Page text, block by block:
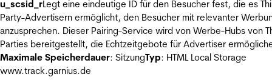
u_scsid_rLegt eine eindeutige ID für den Besucher fest, die es
Party-Advertisern ermöglicht, den Besucher mit relevanter
anzusprechen. Dieser Pairing-Service wird von Werbe-Hubs von
Parties bereitgestellt, die Echtzeitgebote für Advertiser
Maximale Speicherdauer: SitzungTyp: HTML Local Storage
www.track.garnius.de